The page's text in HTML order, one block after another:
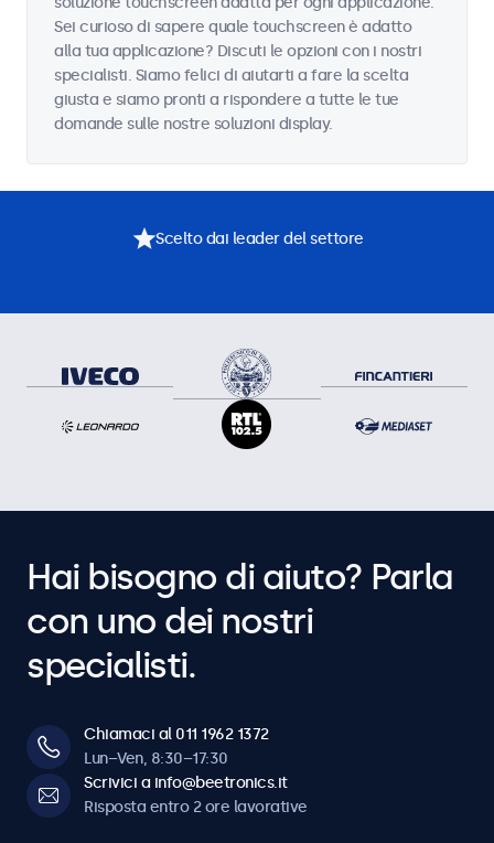
Sei curioso di sapere quale touchscreen è adatto
alla tua applicazione? Discuti le opzioni con i nostri
specialisti. Siamo felici di aiutarti a fare la scelta
giusta e siamo pronti a rispondere a tutte le tue
domande sulle nostre soluzioni display.
Scelto dai leader del settore
Hai bisogno di aiuto? Parla
con uno dei nostri
specialisti.
Chiamaci al 011 1962 1372
Lun–Ven, 8:30–17:30
Scrivici a info@beetronics.it
Risposta entro 2 ore lavorative